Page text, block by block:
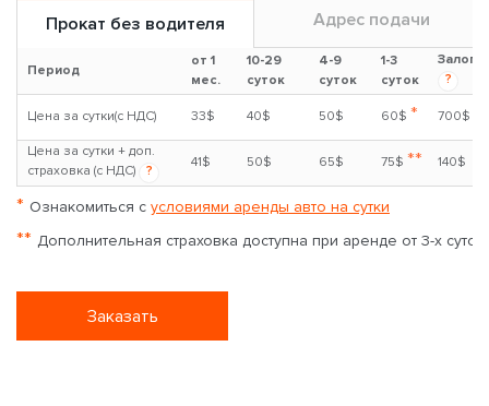
Прокат без водителя Адрес подачи
Период
от 1
мес.
10-29
суток
4-9
суток
1-3
суток
Залог
?
Цена за сутки(с НДС) 33$ 40$ 50$ 60$ * 700$
Цена за сутки + доп.
страховка (с НДС)
?
41$ 50$ 65$ 75$ ** 140$
* Ознакомиться с условиями аренды авто на сутки
** Дополнительная страховка доступна при аренде от 3-х суток
Заказать